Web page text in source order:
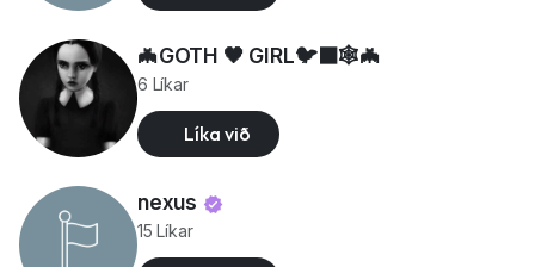
🦇GOTH 🖤 GIRL🐦‍⬛🕸️🦇
6 Líkar
Líka við
nexus
15 Líkar